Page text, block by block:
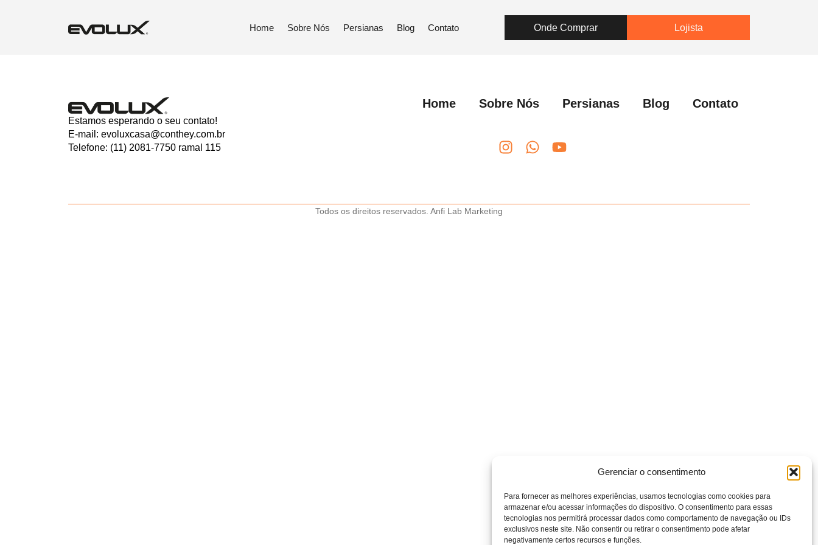
Gerenciar o consentimento
Para fornecer as melhores experiências, usamos tecnologias como cookies para
armazenar e/ou acessar informações do dispositivo. O consentimento para essas
tecnologias nos permitirá processar dados como comportamento de navegação ou IDs
exclusivos neste site. Não consentir ou retirar o consentimento pode afetar
negativamente certos recursos e funções.
Home Sobre Nós Persianas Blog Contato Onde Comprar Lojista
Paris Rosa – Poá
Estamos esperando o seu contato!
E-mail: evoluxcasa@conthey.com.br
Telefone: (11) 2081-7750 ramal 115
Home Sobre Nós Persianas Blog Contato
Todos os direitos reservados. Anfi Lab Marketing